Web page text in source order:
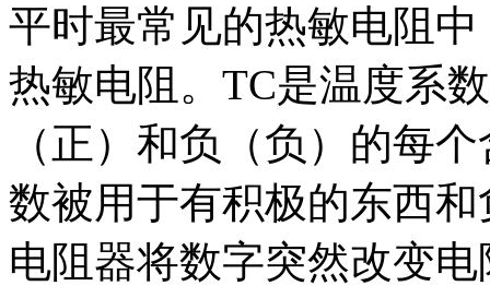
平时最常见的热敏电阻
热敏电阻。TC是温度系
（正）和负（负）的每
数被用于有积极的东西
电阻器将数字突然改变